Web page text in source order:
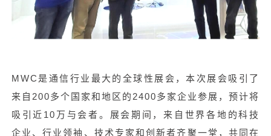
MWC是通信行业最大的全球性展会，本次展会吸引了
来自200多个国家和地区的2400多家企业参展，预计将
吸引近10万与会者。展会期间，来自世界各地的科技
企业、行业领袖、技术专家和创新者齐聚一堂，共同在